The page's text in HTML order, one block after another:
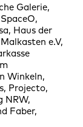
Galerie,
Haus der
e.V,
Winkeln,
Projecto,
NRW,
Faber,